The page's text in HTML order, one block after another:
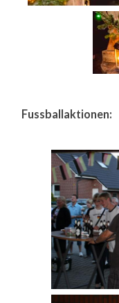
Fussballaktionen: